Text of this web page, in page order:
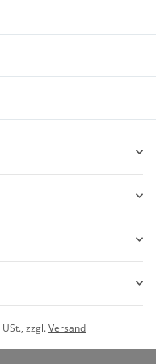
zzgl.Versand